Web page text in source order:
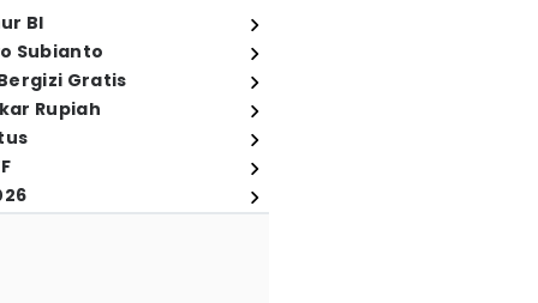
BI
Subianto
Gratis
Rupiah